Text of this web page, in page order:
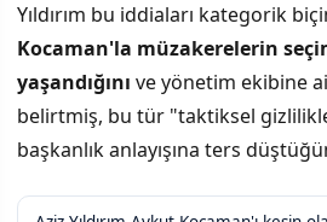
Yıldırım bu iddiaları kategorik
Kocaman'la müzakerelerin
yaşandığını ve yönetim ekibine
belirtmiş, bu tür "taktiksel
başkanlık anlayışına ters